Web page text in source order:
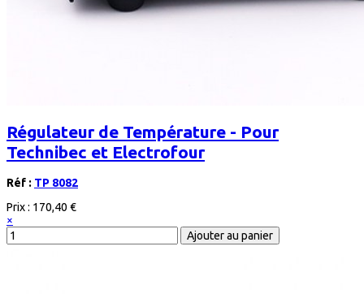
Régulateur de Température - Pour
Technibec et Electrofour
Réf : TP 8082
Prix : 170,40 €
×